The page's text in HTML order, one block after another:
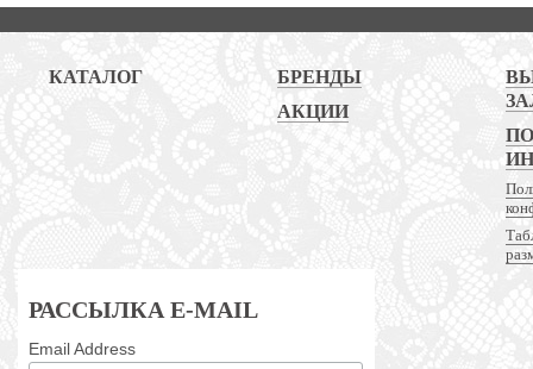
КАТАЛОГ
БРЕНДЫ
АКЦИИ
РАССЫЛКА E-MAIL
Email Address